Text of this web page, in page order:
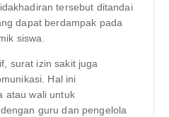
tersebut ditandai
dapat berdampak pada
siswa.
surat izin sakit juga
Hal ini
atau wali untuk
guru dan pengelola